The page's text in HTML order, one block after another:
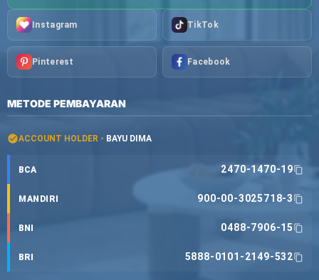
Instagram TikTok
Pinterest Facebook
METODE PEMBAYARAN
ACCOUNT HOLDER - BAYU DIMA
BCA 2470-1470-19
MANDIRI 900-00-3025718-3
BNI 0488-7906-15
BRI 5888-0101-2149-532